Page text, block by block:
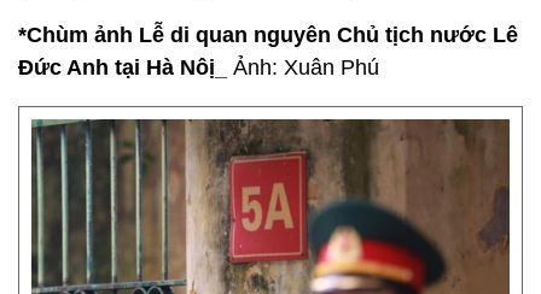
*Chùm ảnh Lễ di quan nguyên Chủ tịch nước Lê
Đức Anh tại Hà Nôị_
Ảnh: Xuân Phú